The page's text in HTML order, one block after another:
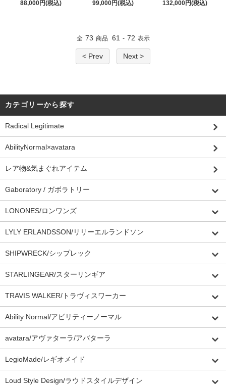
88,000円(税込)
99,000円(税込)
132,000円(税込)
全 73 商品 61 - 72 表示
< Prev Next >
カテゴリーから探す
Radical Legitimate
AbilityNormal×avatara
レア物&気まぐれアイテム
Gaboratory / ガボラトリー
LONONES/ロンワンズ
LYLY ERLANDSSON/リリーエルランドソン
SHIPWRECK/シップレック
STARLINGEAR/スターリンギア
TRAVIS WALKER/トラヴィスワーカー
Ability Normal/アビリティーノーマル
avatara/アヴァターラ/アバターラ
LegioMade/レギオメイド
Loud Style Design/ラウドスタイルデザイン